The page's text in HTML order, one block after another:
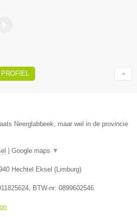
Neerglabbeek, maar wel in de provincie
| Google maps ▼
Hechtel Eksel (Limburg)
, BTW-nr: 0899602546